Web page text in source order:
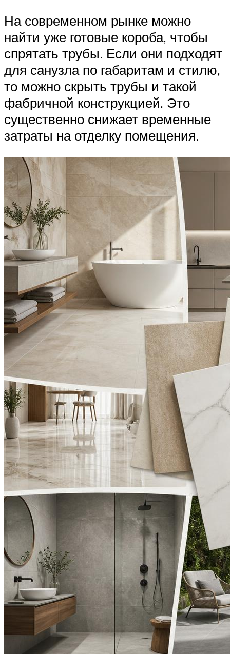
На современном рынке можно
найти уже готовые короба, чтобы
спрятать трубы. Если они подходят
для санузла по габаритам и стилю,
то можно скрыть трубы и такой
фабричной конструкцией. Это
существенно снижает временные
затраты на отделку помещения.